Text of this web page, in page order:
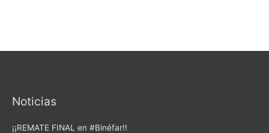
Noticias
¡¡REMATE FINAL en #Binéfar!!